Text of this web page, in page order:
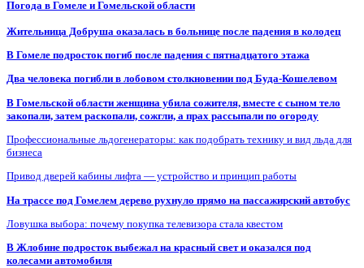
Погода в Гомеле и Гомельской области
Жительница Добруша оказалась в больнице после падения в колодец
В Гомеле подросток погиб после падения с пятнадцатого этажа
Два человека погибли в лобовом столкновении под Буда-Кошелевом
В Гомельской области женщина убила сожителя, вместе с сыном тело
закопали, затем раскопали, сожгли, а прах рассыпали по огороду
Профессиональные льдогенераторы: как подобрать технику и вид льда для
бизнеса
Привод дверей кабины лифта — устройство и принцип работы
На трассе под Гомелем дерево рухнуло прямо на пассажирский автобус
Ловушка выбора: почему покупка телевизора стала квестом
В Жлобине подросток выбежал на красный свет и оказался под
колесами автомобиля